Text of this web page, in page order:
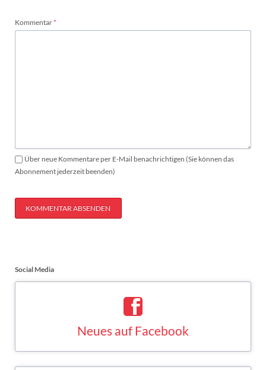
Pflichtfeld
Kommentar*
Über neue Kommentare per E-Mail benachrichtigen (Sie können das
Abonnement jederzeit beenden)
KOMMENTAR ABSENDEN
Social Media